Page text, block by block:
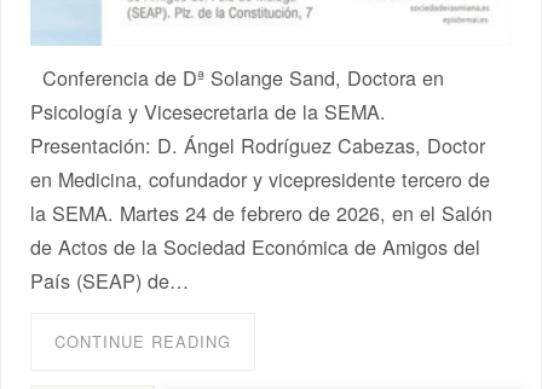
Conferencia de Dª Solange Sand, Doctora en
Psicología y Vicesecretaria de la SEMA.
Presentación: D. Ángel Rodríguez Cabezas, Doctor
en Medicina, cofundador y vicepresidente tercero de
la SEMA. Martes 24 de febrero de 2026, en el Salón
de Actos de la Sociedad Económica de Amigos del
País (SEAP) de…
CONTINUE READING